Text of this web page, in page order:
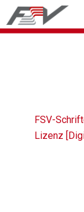
FSV-
Lizenz